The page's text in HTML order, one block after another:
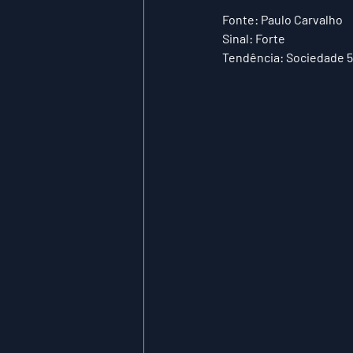
Fonte: Paulo Carvalho
Sinal: Forte
Tendência: Sociedade